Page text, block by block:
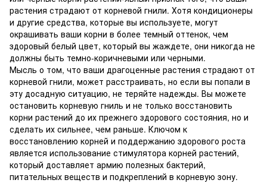
растения страдают от корневой гнили. Хотя кондиционеры
и другие средства, которые вы используете, могут
окрашивать ваши корни в более темный оттенок, чем
здоровый белый цвет, который вы жаждете, они никогда не
должны быть темно-коричневыми или черными.
Мысль о том, что ваши драгоценные растения страдают от
корневой гнили, может расстраивать, но если вы попали в
эту досадную ситуацию, не теряйте надежды. Вы можете
остановить корневую гниль и не только восстановить
корни растений до их прежнего здорового состояния, но и
сделать их сильнее, чем раньше. Ключом к
восстановлению корней и поддержанию здорового роста
является использование стимулятора корней растений,
который доставляет армию полезных бактерий,
питательных веществ и подкреплений в корневую зону.